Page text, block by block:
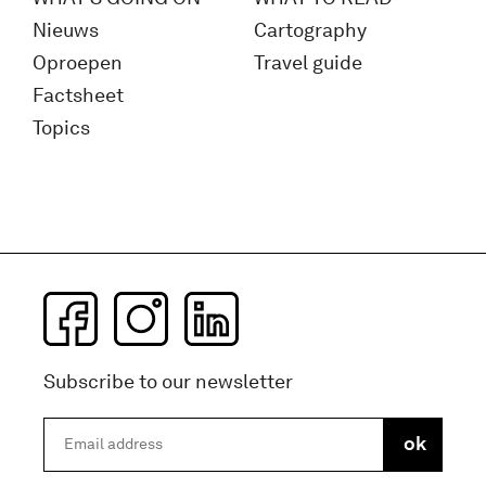
Nieuws
Oproepen
Factsheet
Topics
Cartography
Travel guide
Subscribe to our newsletter